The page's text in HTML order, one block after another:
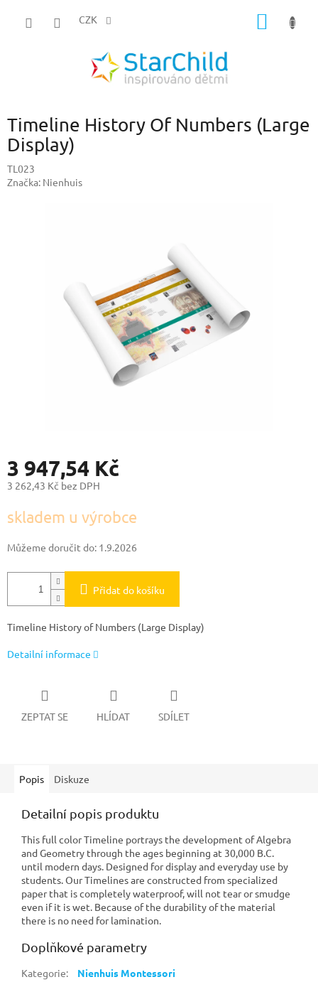
CZK
Timeline History Of Numbers (Large
Display)
TL023
Značka: Nienhuis
3 947,54 Kč
3 262,43 Kč bez DPH
cena:
skladem u výrobce
Můžeme doručit do: 1.9.2026
Přidat do košíku
Timeline History of Numbers (Large Display)
Detailní informace
ZEPTAT SE HLÍDAT SDÍLET
Popis Diskuze
Detailní popis produktu
This full color Timeline portrays the development of Algebra
and Geometry through the ages beginning at 30,000 B.C.
until modern days. Designed for display and everyday use by
students. Our Timelines are constructed from specialized
paper that is completely waterproof, will not tear or smudge
even if it is wet. Because of the durability of the material
there is no need for lamination.
Doplňkové parametry
Kategorie:
Nienhuis Montessori